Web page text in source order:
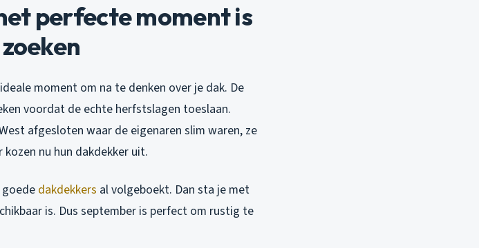
perfecte moment is
moment om na te denken over je dak. De
voordat de echte herfstslagen toeslaan.
afgesloten waar de eigenaren slim waren, ze
nu hun dakdekker uit.
dakdekkers al volgeboekt. Dan sta je met
is. Dus september is perfect om rustig te